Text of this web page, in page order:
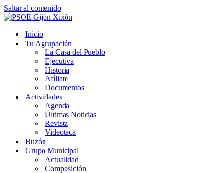
Saltar al contenido
Inicio
Tu Agrupación
La Casa del Pueblo
Ejecutiva
Historia
Afíliate
Documentos
Actividades
Agenda
Últimas Noticias
Revista
Videoteca
Buzón
Grupo Municipal
Actualidad
Composición